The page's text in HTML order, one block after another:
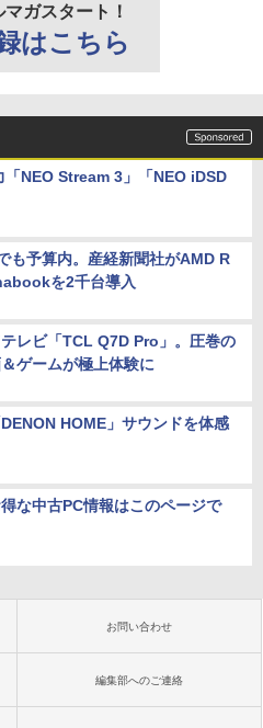
マガスタート！
はこちら
NEO Stream 3」「NEO iDSD
も予算内。産経新聞社がAMD R
を2千台導入
レビ「TCL Q7D Pro」。圧巻の
ゲームが極上体験に
HOME」サウンドを体感
な中古PC情報はこのページで
お問い合わせ
編集部へのご連絡